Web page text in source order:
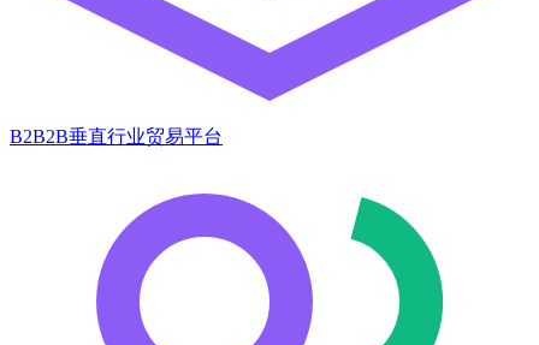
B2B2B垂直行业贸易平台